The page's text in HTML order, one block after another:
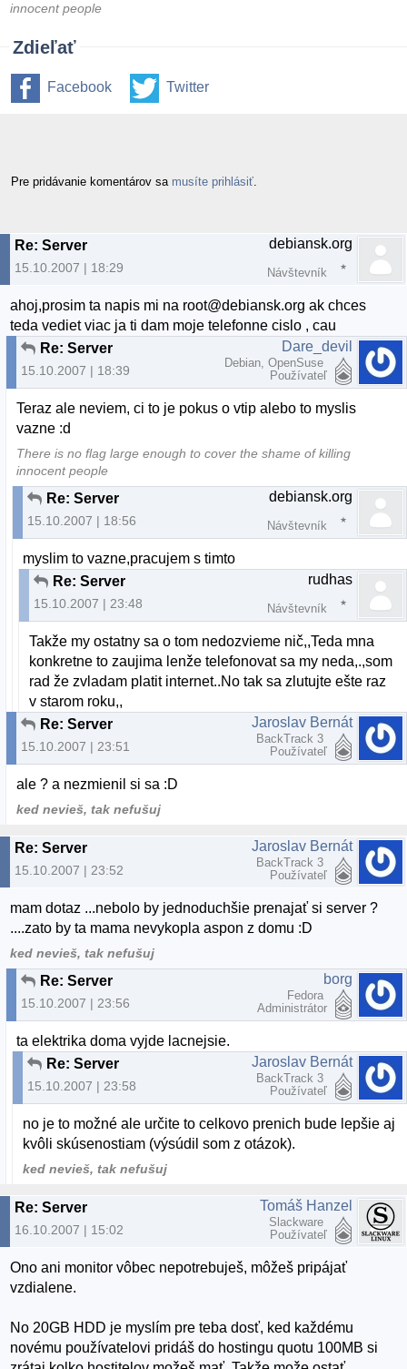
innocent people
Zdieľať
Facebook Twitter
Pre pridávanie komentárov sa musíte prihlásiť
Re: Server
15.10.2007 | 18:29
debiansk.org
Návštevník
ahoj,prosim ta napis mi na root@debiansk.org ak chces
teda vediet viac ja ti dam moje telefonne cislo , cau
Re: Server
15.10.2007 | 18:39
Dare_devil
Debian, OpenSuse
Používateľ
Teraz ale neviem, ci to je pokus o vtip alebo to myslis
vazne :d
There is no flag large enough to cover the shame of killing
innocent people
Re: Server
15.10.2007 | 18:56
debiansk.org
Návštevník
myslim to vazne,pracujem s timto
Re: Server
15.10.2007 | 23:48
rudhas
Návštevník
Takže my ostatny sa o tom nedozvieme nič,,Teda mna
konkretne to zaujima lenže telefonovat sa my neda,.,som
rad že zvladam platit internet..No tak sa zlutujte ešte raz
v starom roku,,
Re: Server
15.10.2007 | 23:51
Jaroslav Bernát
BackTrack 3
Používateľ
ale ? a nezmienil si sa :D
ked nevieš, tak nefušuj
Re: Server
15.10.2007 | 23:52
Jaroslav Bernát
BackTrack 3
Používateľ
mam dotaz ...nebolo by jednoduchšie prenajať si server ?
....zato by ta mama nevykopla aspon z domu :D
ked nevieš, tak nefušuj
Re: Server
15.10.2007 | 23:56
borg
Fedora
Administrátor
ta elektrika doma vyjde lacnejsie.
Re: Server
15.10.2007 | 23:58
Jaroslav Bernát
BackTrack 3
Používateľ
no je to možné ale určite to celkovo prenich bude lepšie aj
kvôli skúsenostiam (výsúdil som z otázok).
ked nevieš, tak nefušuj
Re: Server
16.10.2007 | 15:02
Tomáš Hanzel
Slackware
Používateľ
Ono ani monitor vôbec nepotrebuješ, môžeš pripájať
vzdialene.
No 20GB HDD je myslím pre teba dosť, ked každému
novému používatelovi pridáš do hostingu quotu 100MB si